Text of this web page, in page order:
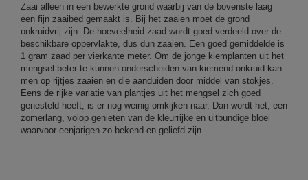
Zaai alleen in een bewerkte grond waarbij van de bovenste laag
een fijn zaaibed gemaakt is. Bij het zaaien moet de grond
onkruidvrij zijn. De hoeveelheid zaad wordt goed verdeeld over de
beschikbare oppervlakte, dus dun zaaien. Een goed gemiddelde is
1 gram zaad per vierkante meter. Om de jonge kiemplanten uit het
mengsel beter te kunnen onderscheiden van kiemend onkruid kan
men op rijtjes zaaien en die aanduiden door middel van stokjes.
Eens de rijke variatie van plantjes uit het mengsel zich goed
genesteld heeft, is er nog weinig omkijken naar. Dan wordt het, een
zomerlang, volop genieten van de kleurrijke en uitbundige bloei
waarvoor eenjarigen zo bekend en geliefd zijn.